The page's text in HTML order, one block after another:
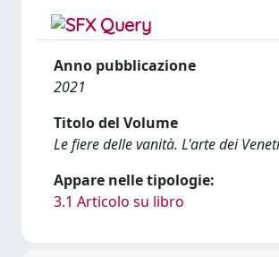
Anno pubblicazione
2021
Titolo del Volume
Le fiere delle vanità. L'arte dei
Appare nelle tipologie:
3.1 Articolo su libro